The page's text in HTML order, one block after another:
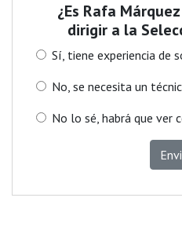
¿Es Rafa
dirigir a la
Sí, tiene experiencia de
No, se necesita un
No lo sé, habrá que ver